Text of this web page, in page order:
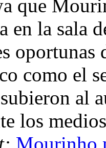
que
en la sala
como el
al
los
Mourinho